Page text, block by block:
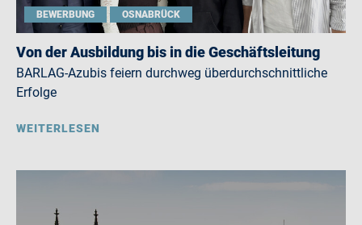
BEWERBUNG OSNABRÜCK
Von der Ausbildung bis in die Geschäftsleitung
BARLAG-Azubis feiern durchweg überdurchschnittliche
Erfolge
WEITERLESEN